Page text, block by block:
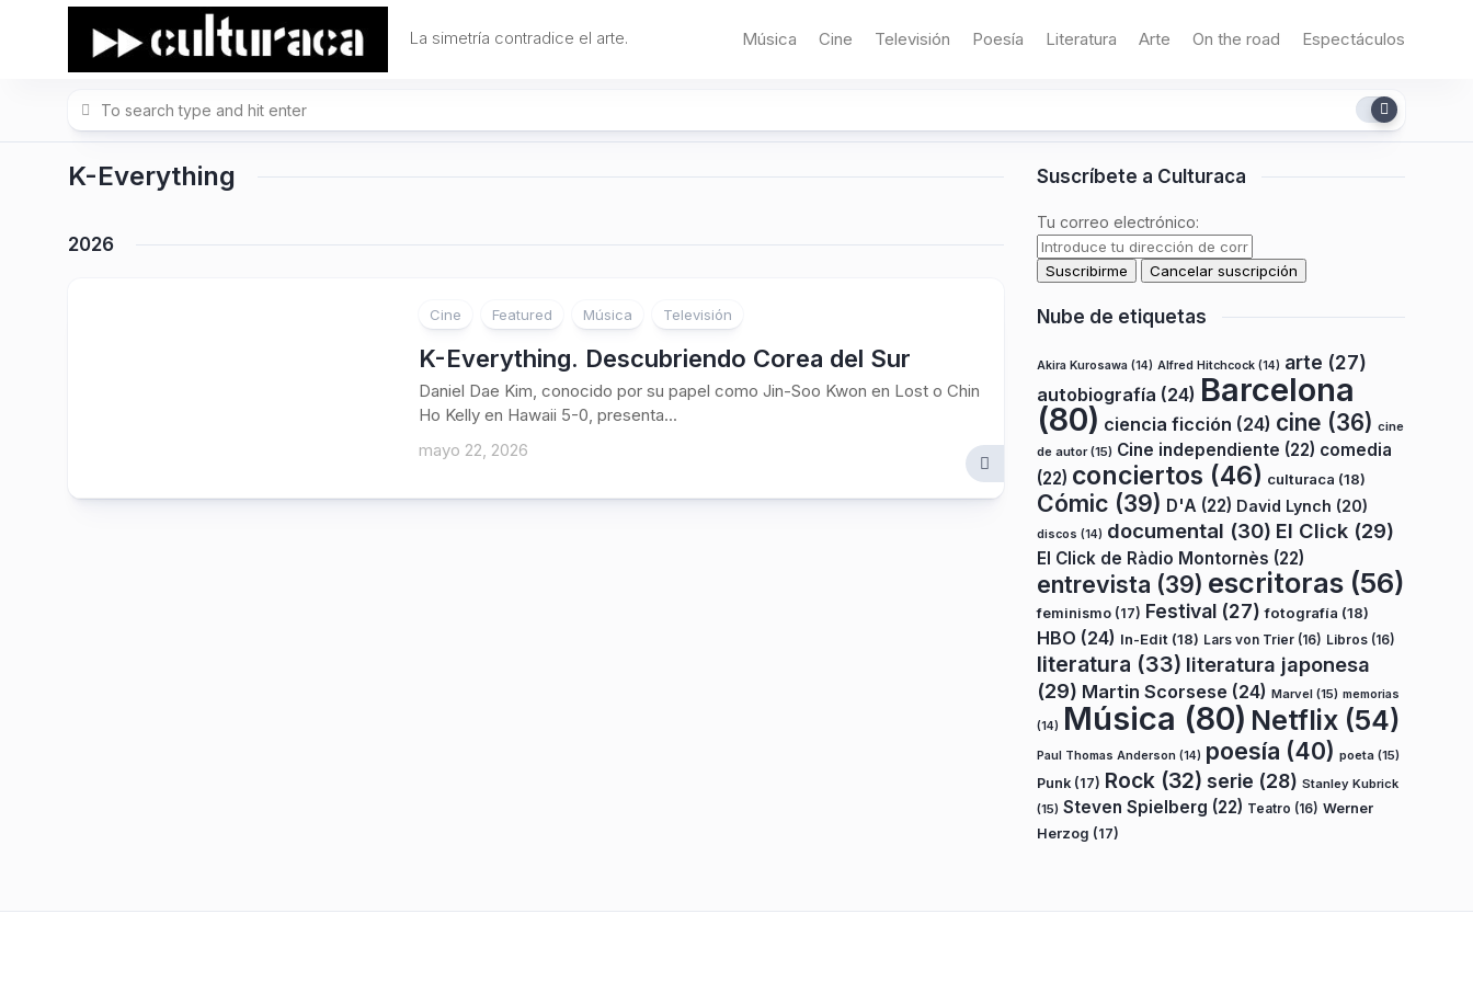
La simetría contradice el arte. Música Cine Televisión Poesía Literatura Arte On the road Espectáculos
K-Everything
2026
Cine Featured Música Televisión
K-Everything. Descubriendo Corea del Sur
Daniel Dae Kim, conocido por su papel como Jin-Soo Kwon en Lost o Chin
Ho Kelly en Hawaii 5-0, presenta...
mayo 22, 2026
Suscríbete a Culturaca
Tu correo electrónico:
Nube de etiquetas
Akira Kurosawa (14) Alfred Hitchcock (14) arte (27)
autobiografía (24) Barcelona
(80) ciencia ficción (24) cine (36) cine
de autor(15) Cine independiente (22) comedia
(22) conciertos (46) culturaca (18)
Cómic (39) D'A (22) David Lynch (20)
discos (14) documental (30) El Click (29)
El Click de Ràdio Montornès (22)
entrevista (39) escritoras (56)
feminismo (17) Festival (27) fotografía (18)
HBO (24) In-Edit (18) Lars von Trier (16) Libros (16)
literatura (33) literatura japonesa
(29) Martin Scorsese (24) Marvel (15) memorias
(14) Música (80) Netflix (54)
Paul Thomas Anderson (14) poesía (40) poeta (15)
Punk (17) Rock (32) serie (28) Stanley Kubrick
(15) Steven Spielberg (22) Teatro (16) Werner
Herzog (17)